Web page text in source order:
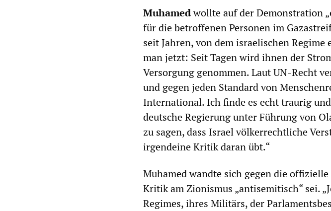
Muhamedwollte auf der Demonstration
für die betroffenen Personen im
seit Jahren, von dem israelischen
man jetzt: Seit Tagen wird ihnen der
Versorgung genommen. Laut UN-Recht
und gegen jeden Standard von
International. Ich finde es echt traurig
deutsche Regierung unter Führung von
zu sagen, dass Israel völkerrechtliche
irgendeine Kritik daran übt.“
Muhamed wandte sich gegen die
Kritik am Zionismus „antisemitisch“ sei.
Regimes, ihres Militärs, der